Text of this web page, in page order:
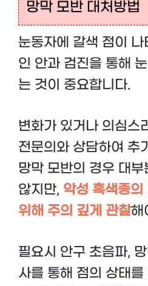
망막 모반 대처방법
눈동자에 갈색 점이
인 안과 검진을 통해
는 것이 중요합니다.
변화가 있거나 의심스
전문의와 상담하여 추
망막 모반의 경우 대부
않지만, 악성 흑색종의
위해 주의 깊게 관찰해
필요시 안구 초음파,
사를 통해 점의 상태를